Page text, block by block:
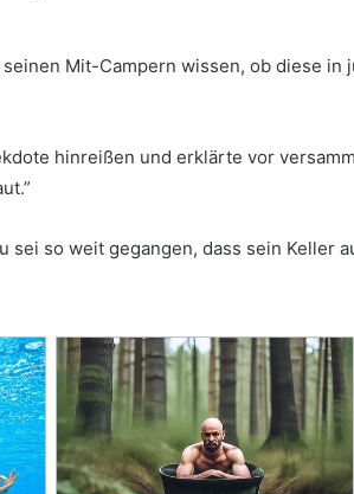
Mit-Campern wissen, ob diese in
hinreißen und erklärte vor
sei so weit gegangen, dass sein Keller